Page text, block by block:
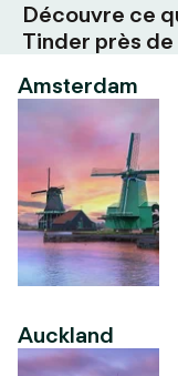
Découvre ce
Tinder près de
Amsterdam
Auckland